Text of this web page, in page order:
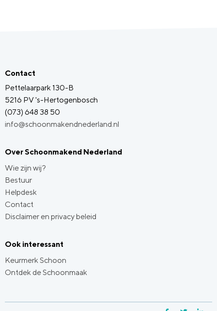
Contact
Pettelaarpark 130-B
5216 PV 's-Hertogenbosch
(073) 648 38 50
info@schoonmakendnederland.nl
Over Schoonmakend Nederland
Wie zijn wij?
Bestuur
Helpdesk
Contact
Disclaimer en privacy beleid
Ook interessant
Keurmerk Schoon
Ontdek de Schoonmaak